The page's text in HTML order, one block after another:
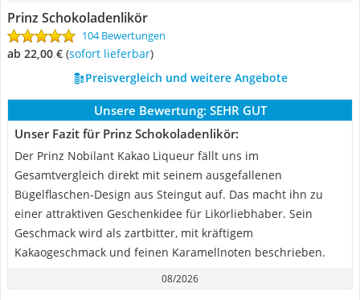
Prinz Schokoladenlikör
104 Bewertungen
ab 22,00 € ( Sofort lieferbar)
Preisvergleich und weitere Angebote
Unsere Bewertung: SEHR GUT
Unser Fazit für Prinz Schokoladenlikör:
Der Prinz Nobilant Kakao Liqueur fällt uns im
Gesamtvergleich direkt mit seinem ausgefallenen
Bügelflaschen-Design aus Steingut auf. Das macht ihn zu
einer attraktiven Geschenkidee für Likörliebhaber. Sein
Geschmack wird als zartbitter, mit kräftigem
Kakaogeschmack und feinen Karamellnoten beschrieben.
08/2026